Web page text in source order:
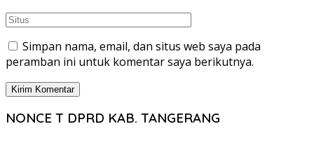
Simpan nama, email, dan situs web saya pada
peramban ini untuk komentar saya berikutnya.
NONCE T DPRD KAB. TANGERANG